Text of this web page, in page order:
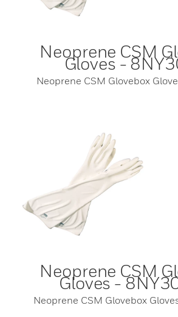
Neoprene CSM
Gloves -
Neoprene CSM Glovebox
Neoprene CSM
Gloves -
Neoprene CSM Glovebox